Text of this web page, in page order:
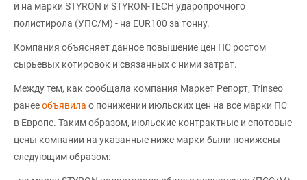
и на марки STYRON и STYRON-TECH ударопрочного
полистирола (УПС/М) - на EUR100 за тонну.
Компания объясняет данное повышение цен ПС ростом
сырьевых котировок и связанных с ними затрат.
Между тем, как сообщала компания Маркет Репорт, Trinseo
ранееобъявила о понижении июльских цен на все марки ПС
в Европе. Таким образом, июльские контрактные и спотовые
цены компании на указанные ниже марки были понижены
следующим образом: